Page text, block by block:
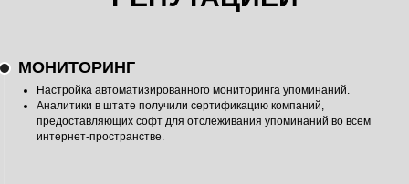
МОНИТОРИНГ
Настройка автоматизированного мониторинга упоминаний.
Аналитики в штате получили сертификацию компаний,
предоставляющих софт для отслеживания упоминаний во всем
интернет-пространстве.